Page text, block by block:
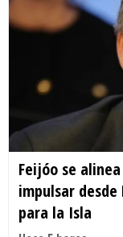
Feijóo se
impulsar
para la Isla